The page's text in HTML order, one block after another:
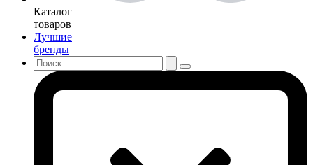
Каталог
товаров
Лучшие
бренды